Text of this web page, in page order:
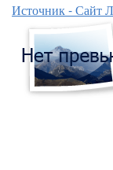
Источник - Сайт